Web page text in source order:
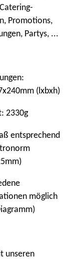
Promotions,
Partys, ...
(lxbxh)
2330g
entsprechend
möglich
unseren